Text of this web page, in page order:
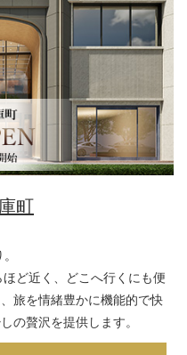
町
ど近く、どこへ行くにも便
旅を情緒豊かに機能的で快
の贅沢を提供します。